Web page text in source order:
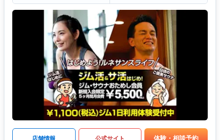
店舗情報 公式サイト 体験・相談予約